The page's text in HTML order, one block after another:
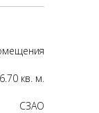
кв. м.
CЗАО